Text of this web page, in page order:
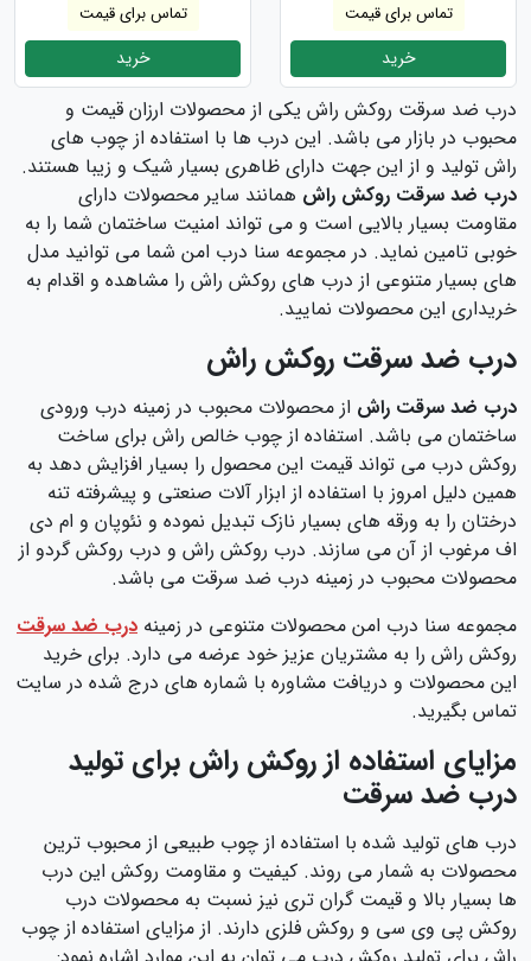
تماس برای قیمت
خرید
تماس برای قیمت
خرید
درب ضد سرقت روکش راش یکی از محصولات ارزان قیمت و
محبوب در بازار می باشد. این درب ها با استفاده از چوب های
راش تولید و از این جهت دارای ظاهری بسیار شیک و زیبا هستند.
درب ضد سرقت روکش راش همانند سایر محصولات دارای
مقاومت بسیار بالایی است و می تواند امنیت ساختمان شما را به
خوبی تامین نماید. در مجموعه سنا درب امن شما می توانید مدل
های بسیار متنوعی از درب های روکش راش را مشاهده و اقدام به
خریداری این محصولات نمایید.
درب ضد سرقت روکش راش
درب ضد سرقت راش از محصولات محبوب در زمینه درب ورودی
ساختمان می باشد. استفاده از چوب خالص راش برای ساخت
روکش درب می تواند قیمت این محصول را بسیار افزایش دهد به
همین دلیل امروز با استفاده از ابزار آلات صنعتی و پیشرفته تنه
درختان را به ورقه های بسیار نازک تبدیل نموده و نئوپان و ام دی
اف مرغوب از آن می سازند. درب روکش راش و درب روکش گردو از
محصولات محبوب در زمینه درب ضد سرقت می باشد.
مجموعه سنا درب امن محصولات متنوعی در زمینه درب ضد سرقت
روکش راش را به مشتریان عزیز خود عرضه می دارد. برای خرید
این محصولات و دریافت مشاوره با شماره های درج شده در سایت
تماس بگیرید.
مزایای استفاده از روکش راش برای تولید
درب ضد سرقت
درب های تولید شده با استفاده از چوب طبیعی از محبوب ترین
محصولات به شمار می روند. کیفیت و مقاومت روکش این درب
ها بسیار بالا و قیمت گران تری نیز نسبت به محصولات درب
روکش پی وی سی و روکش فلزی دارند. از مزایای استفاده از چوب